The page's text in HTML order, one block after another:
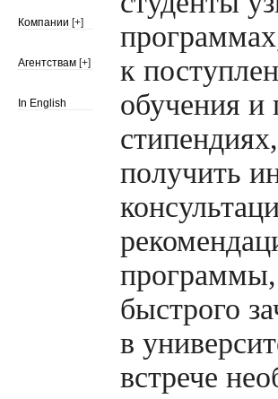
Компании [+]
Агентствам [+]
In English
к
обучения и
получить
быстрого
в
встрече